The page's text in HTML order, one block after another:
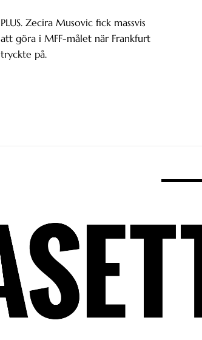
PLUS. Zecira Musovic fick massvis
att göra i MFF-målet när Frankfurt
tryckte på.